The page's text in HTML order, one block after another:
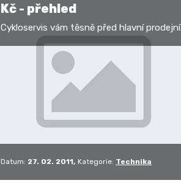
Kč - přehled
Cykloservis vám těsně před hlavní prodejní
sezńou přináší největší přehled kol pro
letošní rok. V současné době katalog
obsahuje: 3.100…
Datum: 27. 02. 2011 Kategorie: Technika